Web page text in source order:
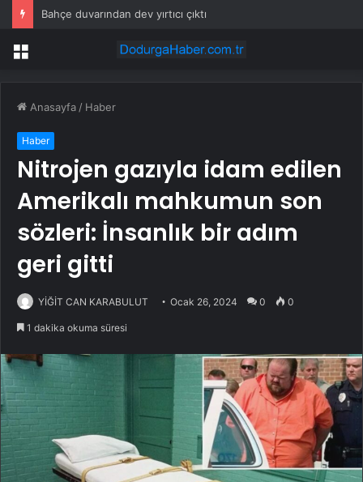
Bahçe duvarından dev yırtıcı çıktı
Menü
Anasayfa / Haber
Haber
Nitrojen gazıyla idam edilen
Amerikalı mahkumun son
sözleri: İnsanlık bir adım
geri gitti
YİĞİT CAN KARABULUT Ocak 26, 2024 0 0
1 dakika okuma süresi